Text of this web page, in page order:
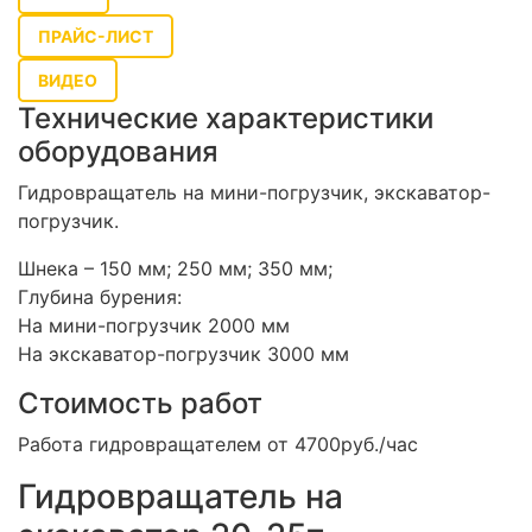
ПРАЙС-ЛИСТ
ВИДЕО
Технические характеристики
оборудования
Гидровращатель на мини-погрузчик, экскаватор-
погрузчик.
Шнека – 150 мм; 250 мм; 350 мм;
Глубина бурения:
На мини-погрузчик 2000 мм
На экскаватор-погрузчик 3000 мм
Стоимость работ
Работа гидровращателем от 4700руб./час
Гидровращатель на